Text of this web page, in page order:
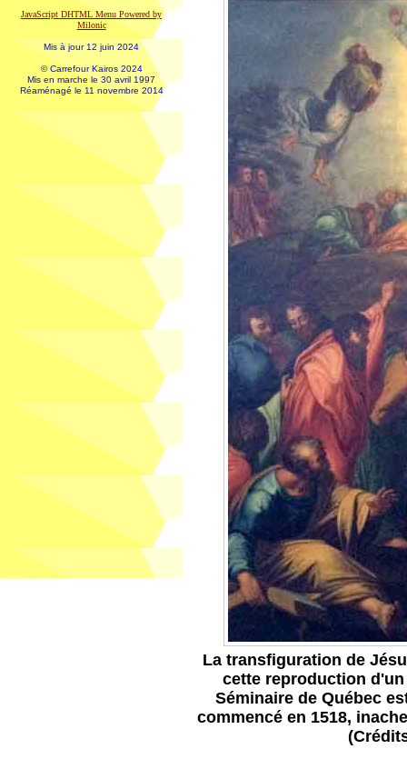
JavaScript DHTML Menu Powered by
Milonic
Mis à jour 12 juin 2024
© Carrefour Kairos 2024
Mis en marche le 30 avril 1997
Réaménagé le 11 novembre 2014
La transfiguration de
cette reproduction
Séminaire de Québec
commencé en 1518,